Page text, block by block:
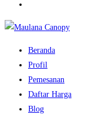
Beranda
Profil
Pemesanan
Daftar Harga
Blog